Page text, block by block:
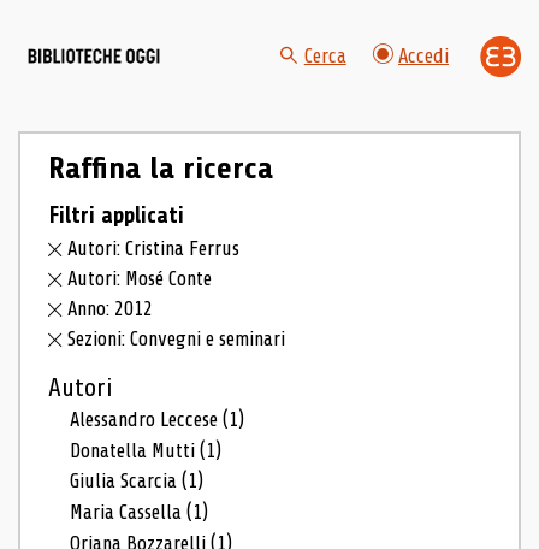
Cerca Accedi
Raffina la ricerca
Filtri applicati
Autori: Cristina Ferrus
Autori: Mosé Conte
Anno: 2012
Sezioni: Convegni e seminari
Autori
Alessandro Leccese(1)
Donatella Mutti(1)
Giulia Scarcia(1)
Maria Cassella(1)
Oriana Bozzarelli(1)